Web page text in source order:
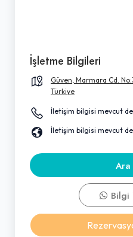
İşletme Bilgileri
Güven, Marmara Cd.
Türkiye
İletişim bilgisi mevcut
İletişim bilgisi mevcut
Ara
Bilgi